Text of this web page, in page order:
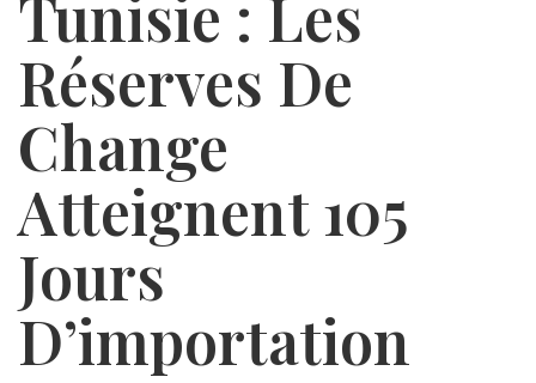
Tunisie : Les
Réserves De
Change
Atteignent 105
Jours
D’importation